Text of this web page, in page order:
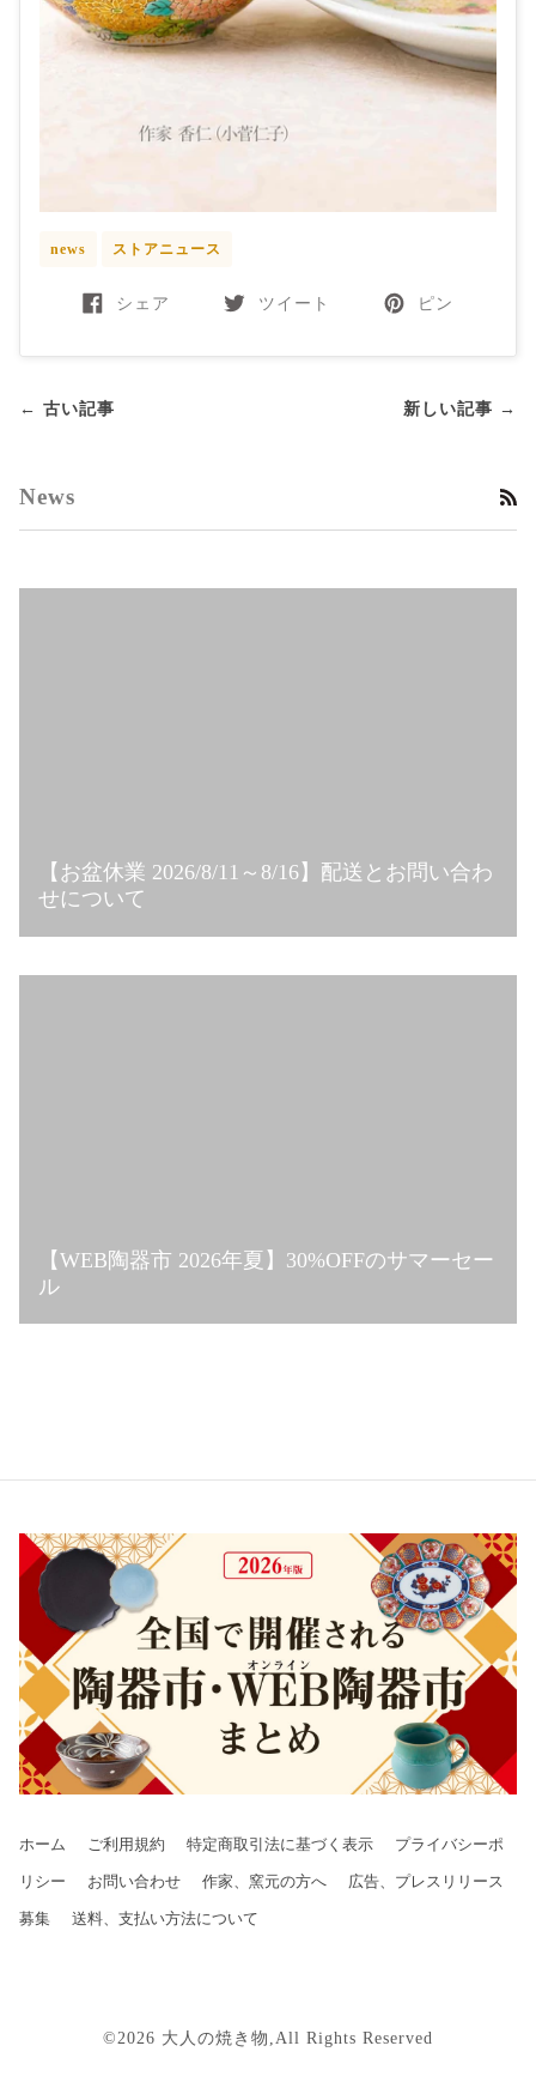
news ストアニュース
シェア ツイート ピン
← 古い記事 新しい記事 →
News
【お盆休業 2026/8/11～8/16】配送とお問い合わ
せについて
【WEB陶器市 2026年夏】30%OFFのサマーセー
ル
ホーム ご利用規約 特定商取引法に基づく表示 プライバシーポ
リシー お問い合わせ 作家、窯元の方へ 広告、プレスリリース
募集 送料、支払い方法について
©2026 大人の焼き物,All Rights Reserved